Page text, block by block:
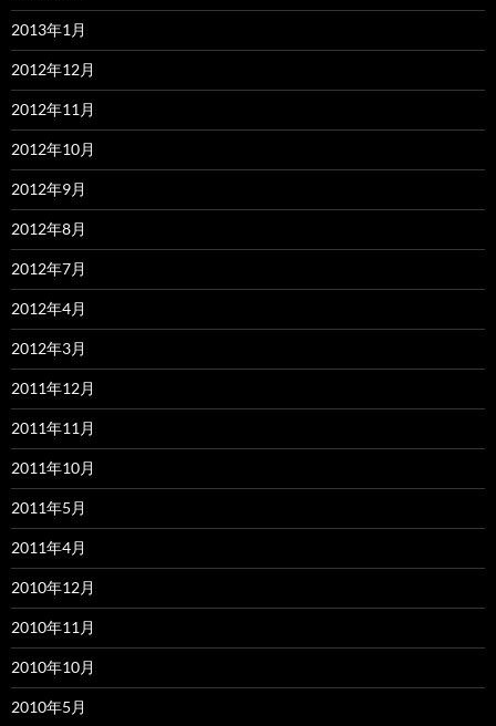
2013年1月
2012年12月
2012年11月
2012年10月
2012年9月
2012年8月
2012年7月
2012年4月
2012年3月
2011年12月
2011年11月
2011年10月
2011年5月
2011年4月
2010年12月
2010年11月
2010年10月
2010年5月